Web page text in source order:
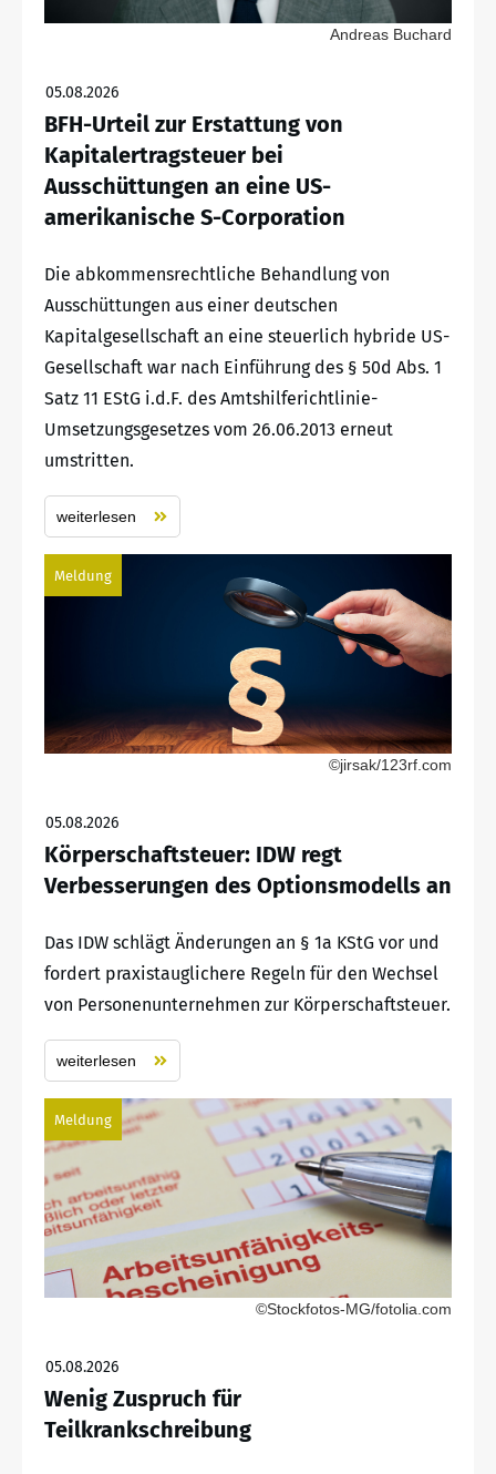
Andreas Buchard
05.08.2026
BFH-Urteil zur Erstattung von
Kapitalertragsteuer bei
Ausschüttungen an eine US-
amerikanische S-Corporation
Die abkommensrechtliche Behandlung von
Ausschüttungen aus einer deutschen
Kapitalgesellschaft an eine steuerlich hybride US-
Gesellschaft war nach Einführung des § 50d Abs. 1
Satz 11 EStG i.d.F. des Amtshilferichtlinie-
Umsetzungsgesetzes vom 26.06.2013 erneut
umstritten.
weiterlesen
Meldung
©jirsak/123rf.com
05.08.2026
Körperschaftsteuer: IDW regt
Verbesserungen des Optionsmodells an
Das IDW schlägt Änderungen an § 1a KStG vor und
fordert praxistauglichere Regeln für den Wechsel
von Personenunternehmen zur Körperschaftsteuer.
weiterlesen
Meldung
©Stockfotos-MG/fotolia.com
05.08.2026
Wenig Zuspruch für
Teilkrankschreibung